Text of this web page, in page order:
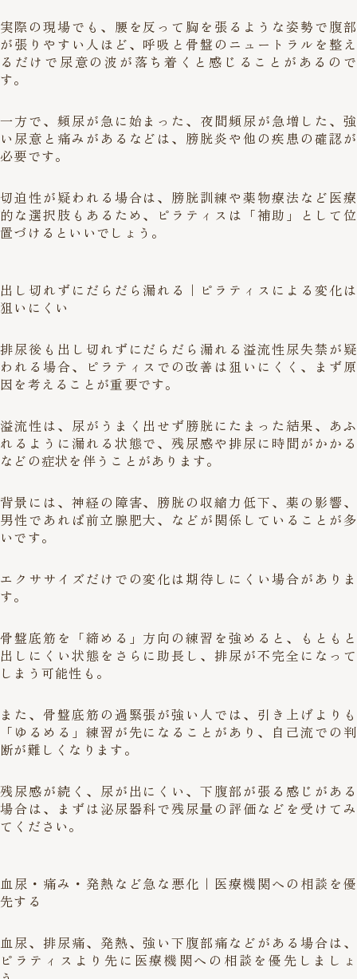
実際の現場でも、腰を反って胸を張るような姿勢で腹部
が張りやすい人ほど、呼吸と骨盤のニュートラルを整え
るだけで尿意の波が落ち着くと感じることがあるので
す。
一方で、頻尿が急に始まった、夜間頻尿が急増した、強
い尿意と痛みがあるなどは、膀胱炎や他の疾患の確認が
必要です。
切迫性が疑われる場合は、膀胱訓練や薬物療法など医療
的な選択肢もあるため、ピラティスは「補助」として位
置づけるといいでしょう。
出し切れずにだらだら漏れる｜ピラティスによる変化は
狙いにくい
排尿後も出し切れずにだらだら漏れる溢流性尿失禁が疑
われる場合、ピラティスでの改善は狙いにくく、まず原
因を考えることが重要です。
溢流性は、尿がうまく出せず膀胱にたまった結果、あふ
れるように漏れる状態で、残尿感や排尿に時間がかかる
などの症状を伴うことがあります。
背景には、神経の障害、膀胱の収縮力低下、薬の影響、
男性であれば前立腺肥大、などが関係していることが多
いです。
エクササイズだけでの変化は期待しにくい場合がありま
す。
骨盤底筋を「締める」方向の練習を強めると、もともと
出しにくい状態をさらに助長し、排尿が不完全になって
しまう可能性も。
また、骨盤底筋の過緊張が強い人では、引き上げよりも
「ゆるめる」練習が先になることがあり、自己流での判
断が難しくなります。
残尿感が続く、尿が出にくい、下腹部が張る感じがある
場合は、まずは泌尿器科で残尿量の評価などを受けてみ
てください。
血尿・痛み・発熱など急な悪化｜医療機関への相談を優
先する
血尿、排尿痛、発熱、強い下腹部痛などがある場合は、
ピラティスより先に医療機関への相談を優先しましょ